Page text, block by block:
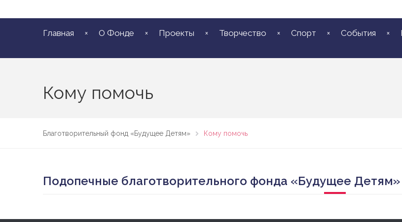
Главная О Фонде Проекты Творчество Спорт События
Кому помочь
Благотворительный фонд «Будущее Детям» Кому помочь
Подопечные благотворительного фонда «Будущее Детям»